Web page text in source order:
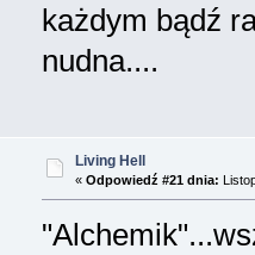
każdym bądź
nudna....
Living Hell
« Odpowiedź #21 dnia: